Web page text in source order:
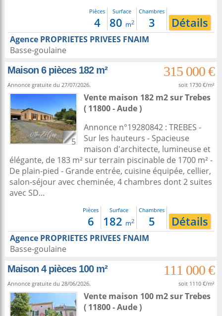
Pièces
4
Surface
80 m2
Chambres
3 Détails
Agence PROPRIETES PRIVEES FNAIM
Basse-goulaine
Maison 6 pièces 182 m²
315 000 €
Annonce gratuite du 27/07/2026. soit 1730 €/m²
5
Vente maison 182 m2surTrebes
( 11800 - Aude )
Annonce n°19280842 : TREBES -
Sur les hauteurs - Spacieuse
maison d'architecte, lumineuse et
élégante, de 183 m² sur terrain piscinable de 1700 m² -
De plain-pied - Grande entrée, cuisine équipée, cellier,
salon-séjour avec cheminée, 4 chambres dont 2 suites
avec SD...
Pièces
6
Surface
182 m2
Chambres
5 Détails
Agence PROPRIETES PRIVEES FNAIM
Basse-goulaine
Maison 4 pièces 100 m²
111 000 €
Annonce gratuite du 28/06/2026. soit 1110 €/m²
Vente maison 100 m2surTrebes
( 11800 - Aude )